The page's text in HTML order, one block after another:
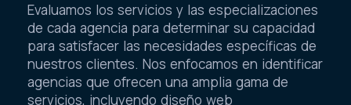
Evaluamos los servicios y las especializaciones
de cada agencia para determinar su capacidad
para satisfacer las necesidades específicas de
nuestros clientes. Nos enfocamos en identificar
agencias que ofrecen una amplia gama de
servicios, incluyendo diseño web